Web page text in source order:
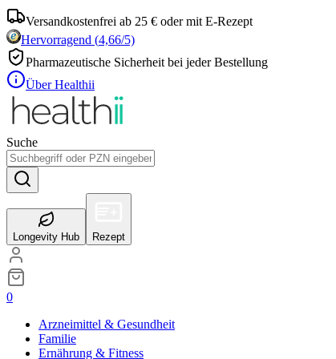
Versandkostenfrei ab 25 € oder mit E-Rezept
Hervorragend (4,66/5)
Pharmazeutische Sicherheit bei jeder Bestellung
Über Healthii
Suche
Longevity Hub Rezept
0
Arzneimittel & Gesundheit
Familie
Ernährung & Fitness